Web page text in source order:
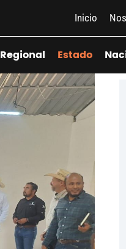
Inicio
Regional Estado